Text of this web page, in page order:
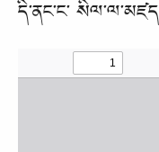
དི་ནང་ང་